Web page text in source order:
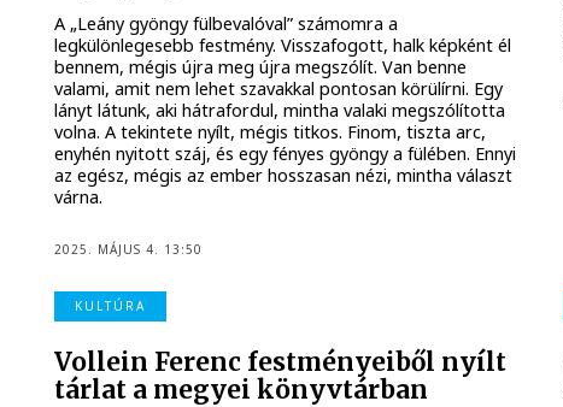
A „Leány gyöngy fülbevalóval” számomra a
legkülönlegesebb festmény. Visszafogott, halk képként él
bennem, mégis újra meg újra megszólít. Van benne
valami, amit nem lehet szavakkal pontosan körülírni. Egy
lányt látunk, aki hátrafordul, mintha valaki megszólította
volna. A tekintete nyílt, mégis titkos. Finom, tiszta arc,
enyhén nyitott száj, és egy fényes gyöngy a fülében. Ennyi
az egész, mégis az ember hosszasan nézi, mintha választ
várna.
2025. MÁJUS 4. 13:50
KULTÚRA
Vollein Ferenc festményeiből nyílt
tárlat a megyei könyvtárban